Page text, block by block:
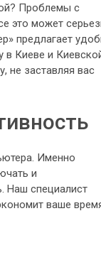
Проблемы с
это может
предлагает
Киеве и
не заставляя вас
Именно
и
Наш специалист
ваше